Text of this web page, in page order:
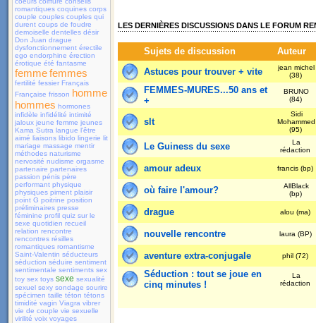
romantiques coquines corps
couple couples couples qui
durent coups de foudre
demoiselle dentelles désir
Don Juan drague
dysfonctionnement érectile
ego endorphine érection
érotique été fantasme
femmefemmes
fertilité fessier Français
Française frisson homme
hommes hormones
infidèle infidélité intimité
jaloux jeune femme jeunes
Kama Sutra langue l'être
aimé liaisons libido lingerie lit
mariage massage mentir
méthodes naturisme
nervosité nudisme orgasme
partenaire partenaires
passion pénis père
performant physique
physiques piment plaisir
point G poitrine position
préliminaires presse
féminine profil quiz sur le
sexe quotidien recueil
relation rencontre
rencontres résilles
romantiques romantisme
Saint-Valentin séducteurs
séduction séduire sentiment
sentimentale sentiments sex
toy sex toys sexe sexualité
sexuel sexy sondage sourire
spécimen taille téton tétons
timidité vagin Viagra vibrer
vie de couple vie sexuelle
virilité voix voyages
LES DERNIÈRES DISCUSSIONS DANS LE FORUM
Sujets de discussion
Auteur
Astuces pour trouver + vite
jean michel
(38)
FEMMES-MURES...50 ans et
+
BRUNO
(84)
slt
Sidi
Mohammed
(95)
Le Guiness du sexe
La
rédaction
amour adeux francis (bp)
où faire l'amour?
AllBlack
(bp)
drague alou (ma)
nouvelle rencontre laura (BP)
aventure extra-conjugale phil (72)
Séduction : tout se joue en
cinq minutes !
La
rédaction